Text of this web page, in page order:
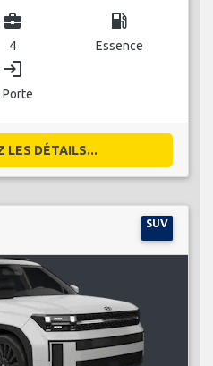
business_center
4
local_gas_station
Essence
login
Porte
LES DÉTAILS...
SUV